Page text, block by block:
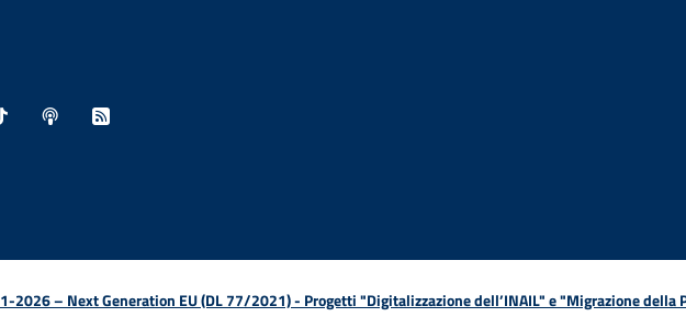
2026 – Next Generation EU (DL 77/2021) - Progetti "Digitalizzazione dell’INAIL" e "Migrazione della